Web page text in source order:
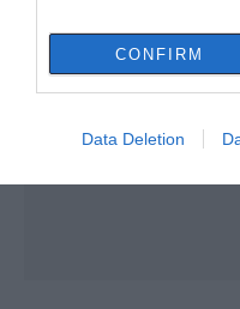
CONFIRM
Data Deletion